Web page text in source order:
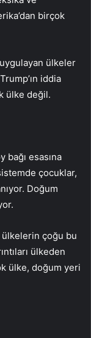
birçok
uygulayan ülkeler
iddia
ülke değil.
bağı esasına
çocuklar,
Doğum
ülkelerin çoğu bu
ülkeden
ülke, doğum yeri